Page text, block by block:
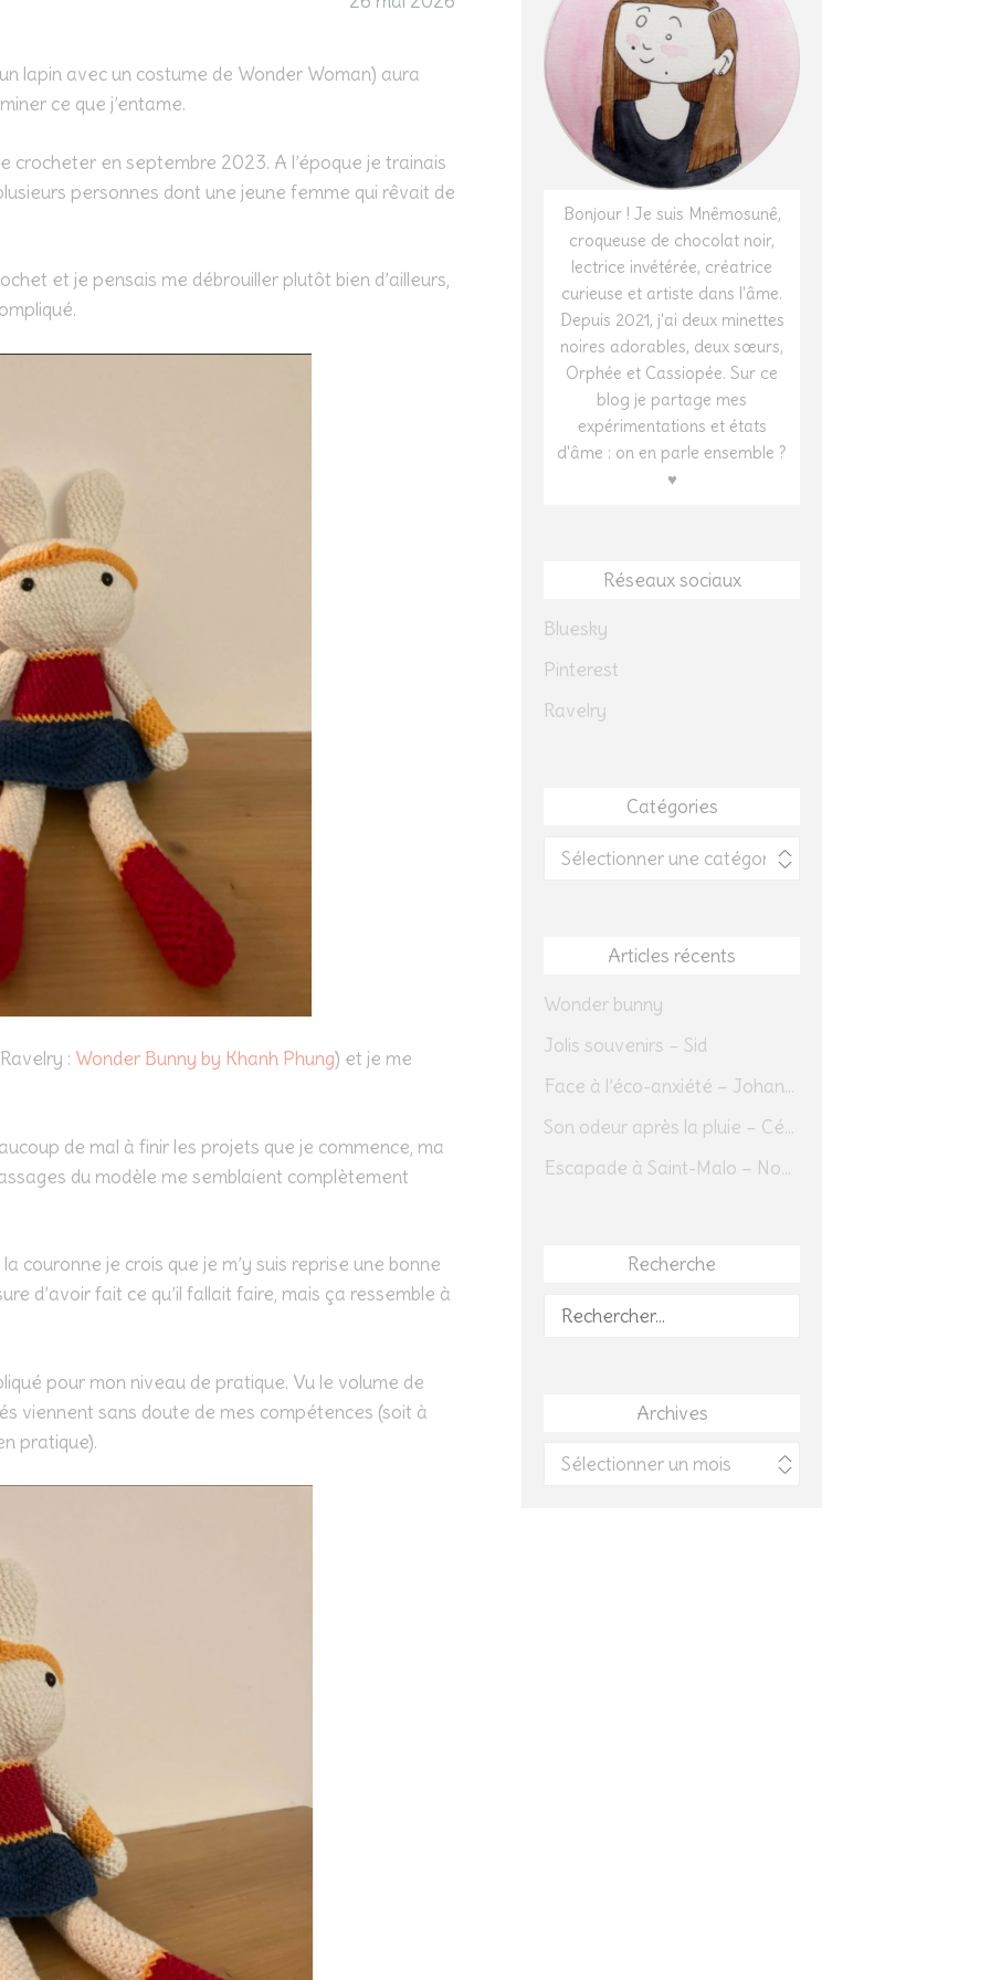
lapin avec un costume de Wonder Woman) aura
ce que j’entame.
crocheter en septembre 2023. A l’époque je trainais
personnes dont une jeune femme qui rêvait de
et je pensais me débrouiller plutôt bien d’ailleurs,
: Wonder Bunny by Khanh Phung) et je me
de mal à finir les projets que je commence, ma
du modèle me semblaient complètement
couronne je crois que je m’y suis reprise une bonne
d’avoir fait ce qu’il fallait faire, mais ça ressemble à
pour mon niveau de pratique. Vu le volume de
viennent sans doute de mes compétences (soit à
pratique).
Bonjour ! Je suis Mnêmosunê,
croqueuse de chocolat noir,
lectrice invétérée, créatrice
curieuse et artiste dans l'âme.
Depuis 2021, j'ai deux minettes
noires adorables, deux sœurs,
Orphée et Cassiopée. Sur ce
blog je partage mes
expérimentations et états
d'âme : on en parle ensemble ?
♥
Réseaux sociaux
Bluesky
Pinterest
Ravelry
Catégories
Catégories
Articles récents
Wonder bunny
Jolis souvenirs – Sid
Face à l’éco-anxiété – Johannes Herrmann
Son odeur après la pluie – Cédric Sapin-Defour
Escapade à Saint-Malo – Novembre 2025 – Jour 1
Recherche
Rechercher :
Archives
Archives